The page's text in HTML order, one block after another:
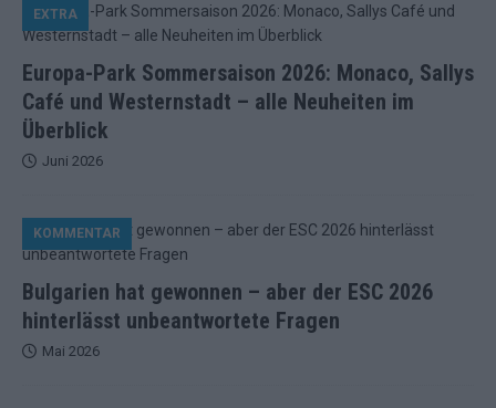
Europa-Park Sommersaison 2026: Monaco, Sallys
Café und Westernstadt – alle Neuheiten im
Überblick
EXTRA
Juni 2026
Bulgarien hat gewonnen – aber der ESC 2026
hinterlässt unbeantwortete Fragen
KOMMENTAR
Mai 2026